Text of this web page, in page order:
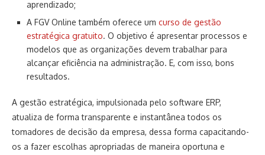
aprendizado;
A FGV Online também oferece um curso de gestão
estratégica gratuito. O objetivo é apresentar processos e
modelos que as organizações devem trabalhar para
alcançar eficiência na administração. E, com isso, bons
resultados.
A gestão estratégica, impulsionada pelo software ERP,
atualiza de forma transparente e instantânea todos os
tomadores de decisão da empresa, dessa forma capacitando-
os a fazer escolhas apropriadas de maneira oportuna e